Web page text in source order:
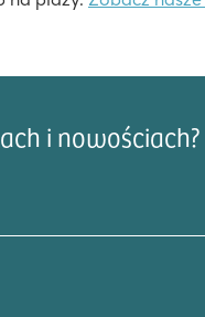
i nowościach?